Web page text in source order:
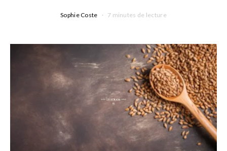
Sophie Coste 7 minutes de lecture